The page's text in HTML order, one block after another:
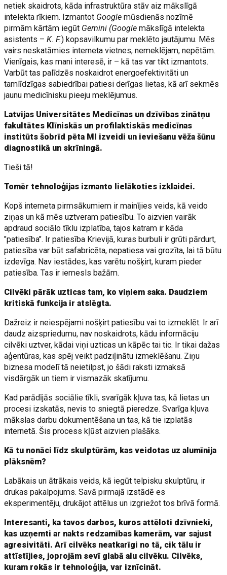
netiek skaidrots, kāda infrastruktūra stāv aiz mākslīgā
intelekta rīkiem. Izmantot Googlemūsdienās nozīmē
pirmām kārtām iegūt Gemini (Google mākslīgā intelekta
asistents – K. F.) kopsavilkumu par meklēto jautājumu. Mēs
vairs neskatāmies interneta vietnes, nemeklējam, nepētām.
Vienīgais, kas mani interesē, ir – kā tas var tikt izmantots.
Varbūt tas palīdzēs noskaidrot energoefektivitāti un
tamlīdzīgas sabiedrībai patiesi derīgas lietas, kā arī sekmēs
jaunu medicīnisku pieeju meklējumus.
Latvijas Universitātes Medicīnas un dzīvības zinātņu
fakultātes Klīniskās un profilaktiskās medicīnas
institūts šobrīd pēta MI izveidi un ieviešanu vēža šūnu
diagnostikā un skrīningā.
Tieši tā!
Tomēr tehnoloģijas izmanto lielākoties izklaidei.
Kopš interneta pirmsākumiem ir mainījies veids, kā veido
ziņas un kā mēs uztveram patiesību. To aizvien vairāk
apdraud sociālo tīklu izplatība, tajos katram ir kāda
"patiesība". Ir patiesība Krievijā, kuras burbuli ir grūti pārdurt,
patiesība var būt safabricēta, nepatiesa vai grozīta, lai tā būtu
izdevīga. Nav iestādes, kas varētu nošķirt, kuram pieder
patiesība. Tas ir iemesls bažām.
Cilvēki pārāk uzticas tam, ko viņiem saka. Daudziem
kritiskā funkcija ir atslēgta.
Dažreiz ir neiespējami nošķirt patiesību vai to izmeklēt. Ir arī
daudz aizspriedumu, nav noskaidrots, kādu informāciju
cilvēki uztver, kādai viņi uzticas un kāpēc tai tic. Ir tikai dažas
aģentūras, kas spēj veikt padziļinātu izmeklēšanu. Ziņu
biznesa modelī tā neietilpst, jo šādi raksti izmaksā
visdārgāk un tiem ir vismazāk skatījumu.
Kad parādījās sociālie tīkli, svarīgāk kļuva tas, kā lietas un
procesi izskatās, nevis to sniegtā pieredze. Svarīga kļuva
mākslas darbu dokumentēšana un tas, kā tie izplatās
internetā. Šis process kļūst aizvien plašāks.
Kā tu nonāci līdz skulptūrām, kas veidotas uz alumīnija
plāksnēm?
Labākais un ātrākais veids, kā iegūt telpisku skulptūru, ir
drukas pakalpojums. Savā pirmajā izstādē es
eksperimentēju, drukājot attēlus un izgriežot tos brīvā formā.
Interesanti, ka tavos darbos, kuros attēloti dzīvnieki,
kas uzņemti ar nakts redzamības kamerām, var sajust
agresivitāti. Arī cilvēks neatkarīgi no tā, cik tālu ir
attīstījies, joprojām sevī glabā alu cilvēku. Cilvēks,
kuram rokās ir tehnoloģija, var iznīcināt.